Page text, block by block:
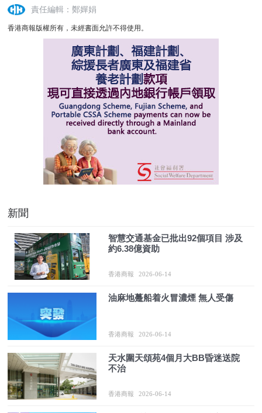
責任編輯：鄭嬋娟
香港商報版權所有，未經書面允許不得使用。
新聞
智慧交通基金已批出92個項目 涉及
約6.38億資助
香港商報 2026-06-14
油麻地躉船着火冒濃煙 無人受傷
香港商報 2026-06-14
天水圍天頌苑4個月大BB昏迷送院
不治
香港商報 2026-06-14